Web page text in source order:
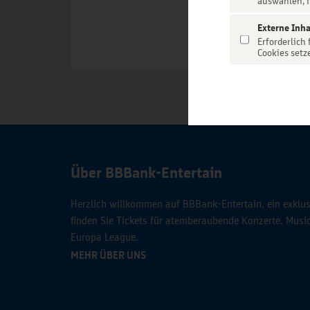
Über BBBank-Entertain
Herzlich willkommen auf BBBank-Entertain, ein
finden Sie Tickets für atemberaubende Konzerte,
Europa League.
MEHR ÜBER UNS
Externe
Erforderlich
Cookies